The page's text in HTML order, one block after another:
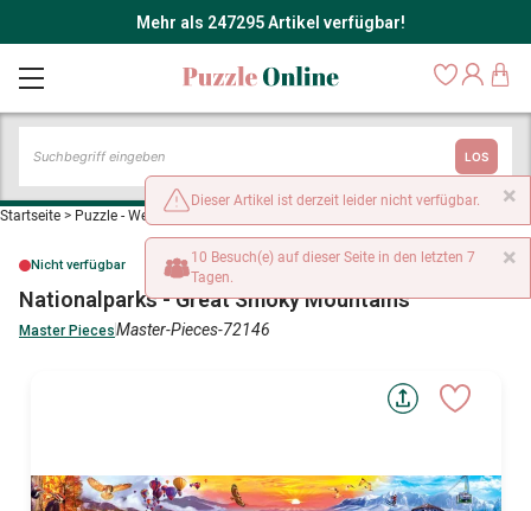
Mehr als 247295 Artikel verfügbar!
LOS
Startseite > Puzzle - Weltkarten
Nicht verfügbar
Nationalparks - Great Smoky Mountains
Master PiecesMaster-Pieces-72146
×
Dieser Artikel ist derzeit leider nicht verfügbar.
×
10 Besuch(e) auf dieser Seite in den letzten 7
Tagen.